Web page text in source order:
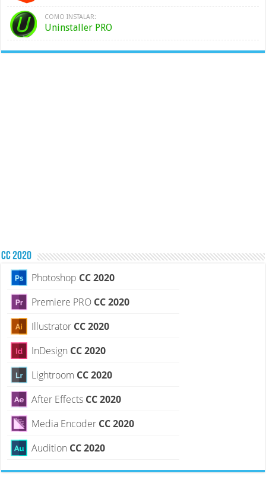
COMO INSTALAR:
Uninstaller PRO
CC 2020
Photoshop CC 2020
Premiere PRO CC 2020
Illustrator CC 2020
InDesign CC 2020
Lightroom CC 2020
After Effects CC 2020
Media Encoder CC 2020
Audition CC 2020